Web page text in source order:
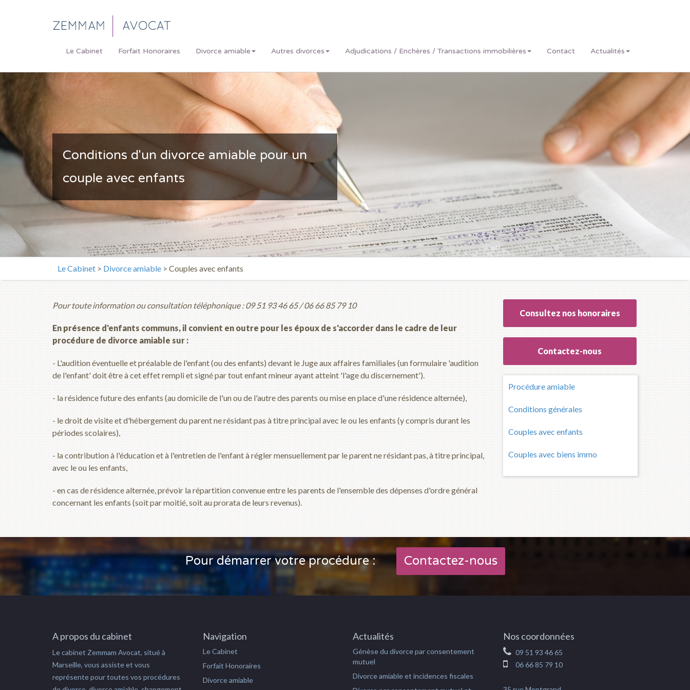
Le Cabinet Forfait Honoraires Divorce amiable Autres divorces Adjudications / Enchères / Transactions immobilières Contact Actualités
Conditions d'un divorce amiable pour un
couple avec enfants
Le Cabinet > Divorce amiable > Couples avec enfants
Pour toute information ou consultation téléphonique : 09 51 93 46 65 / 06 66 85 79 10
En présence d'enfants communs, il convient en outre pour les époux de s'accorder dans le cadre de leur
procédure de divorce amiable sur :
- L'audition éventuelle et préalable de l'enfant (ou des enfants) devant le Juge aux affaires familiales (un formulaire 'audition
de l'enfant' doit être à cet effet rempli et signé par tout enfant mineur ayant atteint 'l'age du discernement').
- la résidence future des enfants (au domicile de l'un ou de l'autre des parents ou mise en place d'une résidence alternée),
- le droit de visite et d'hébergement du parent ne résidant pas à titre principal avec le ou les enfants (y compris durant les
périodes scolaires),
- la contribution à l'éducation et à l'entretien de l'enfant à régler mensuellement par le parent ne résidant pas, à titre principal,
avec le ou les enfants,
- en cas de résidence alternée, prévoir la répartition convenue entre les parents de l'ensemble des dépenses d'ordre général
concernant les enfants (soit par moitié, soit au prorata de leurs revenus).
Consultez nos honoraires
Contactez-nous
Procédure amiable
Conditions générales
Couples avec enfants
Couples avec biens immo
Pour démarrer votre procédure : Contactez-nous
A propos du cabinet
Le cabinet Zemmam Avocat, situé à
Marseille, vous assiste et vous
représente pour toutes vos procédures
Navigation
Le Cabinet
Forfait Honoraires
Divorce amiable
Actualités
Génèse du divorce par consentement
mutuel
Divorce amiable et incidences fiscales
Nos coordonnées
09 51 93 46 65
06 66 85 79 10